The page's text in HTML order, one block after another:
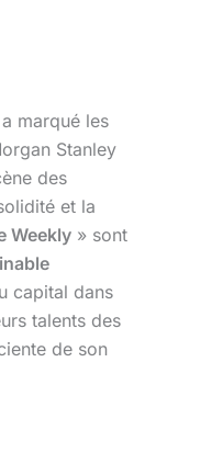
marqué les
Stanley
des
et la
Weekly » sont
capital dans
talents des
de son